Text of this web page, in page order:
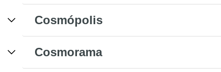
Cosmópolis
Cosmorama